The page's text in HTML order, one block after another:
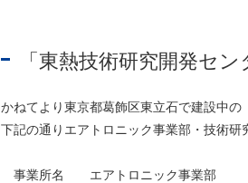
「東熱技術研究開発セ
かねてより東京都葛飾区東立石で建設中の
下記の通りエアトロニック事業部・技術研
事業所名 エアトロニック事業部